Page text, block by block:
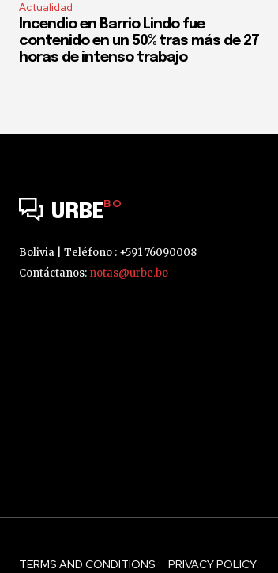
Actualidad
Incendio en Barrio Lindo fue
contenido en un 50% tras más de 27
horas de intenso trabajo
URBEBO
Bolivia | Teléfono : +591 76090008
Contáctanos: notas@urbe.bo
TERMS AND CONDITIONS PRIVACY POLICY